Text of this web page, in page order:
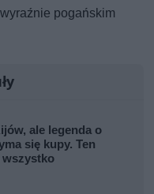
pogańskim
ale legenda o
się kupy. Ten
wszystko